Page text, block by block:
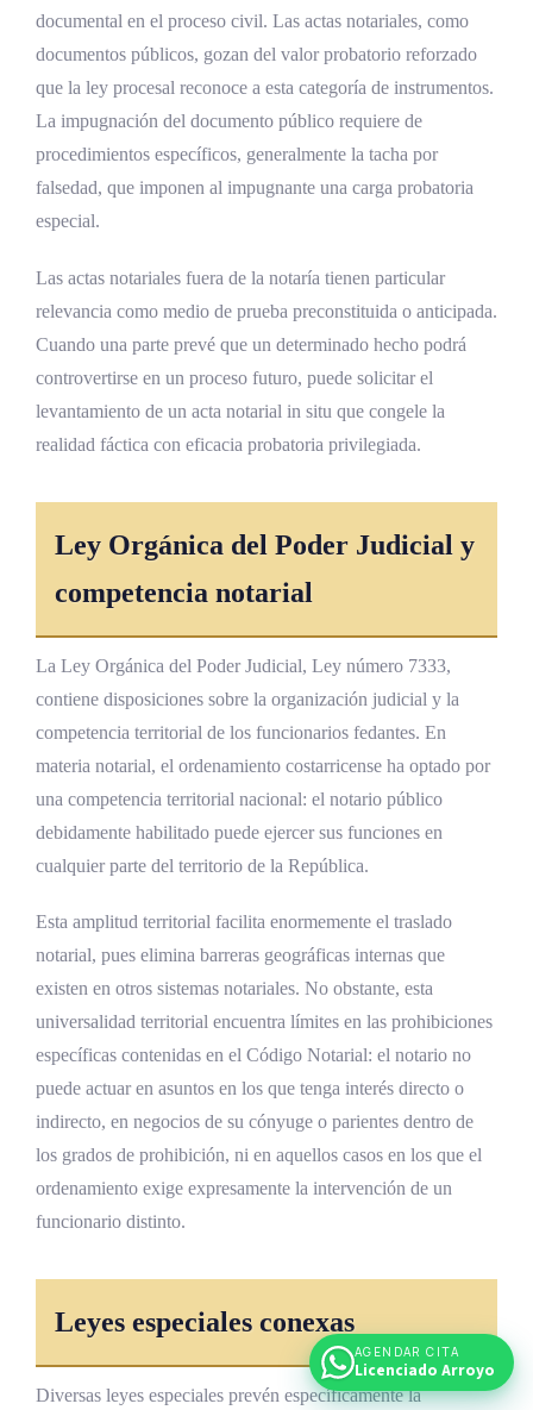
documental en el proceso civil. Las actas notariales, como
documentos públicos, gozan del valor probatorio reforzado
que la ley procesal reconoce a esta categoría de instrumentos.
La impugnación del documento público requiere de
procedimientos específicos, generalmente la tacha por
falsedad, que imponen al impugnante una carga probatoria
especial.
Las actas notariales fuera de la notaría tienen particular
relevancia como medio de prueba preconstituida o anticipada.
Cuando una parte prevé que un determinado hecho podrá
controvertirse en un proceso futuro, puede solicitar el
levantamiento de un acta notarial in situ que congele la
realidad fáctica con eficacia probatoria privilegiada.
Ley Orgánica del Poder Judicial y
competencia notarial
La Ley Orgánica del Poder Judicial, Ley número 7333,
contiene disposiciones sobre la organización judicial y la
competencia territorial de los funcionarios fedantes. En
materia notarial, el ordenamiento costarricense ha optado por
una competencia territorial nacional: el notario público
debidamente habilitado puede ejercer sus funciones en
cualquier parte del territorio de la República.
Esta amplitud territorial facilita enormemente el traslado
notarial, pues elimina barreras geográficas internas que
existen en otros sistemas notariales. No obstante, esta
universalidad territorial encuentra límites en las prohibiciones
específicas contenidas en el Código Notarial: el notario no
puede actuar en asuntos en los que tenga interés directo o
indirecto, en negocios de su cónyuge o parientes dentro de
los grados de prohibición, ni en aquellos casos en los que el
ordenamiento exige expresamente la intervención de un
funcionario distinto.
Leyes especiales conexas
Diversas leyes especiales prevén específicamente la
AGENDAR CITA
Licenciado Arroyo